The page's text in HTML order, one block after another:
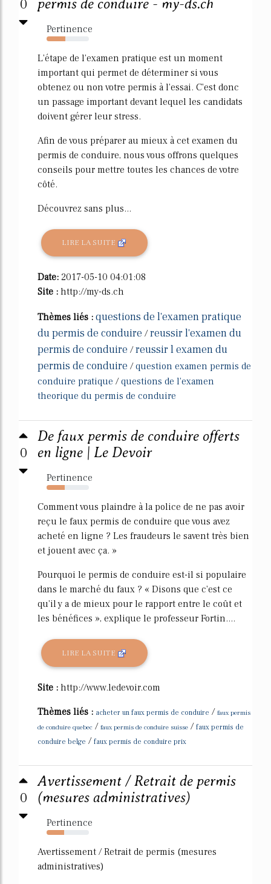
0 permis de conduire - my-ds.ch
Pertinence
44%
L'étape de l'examen pratique est un moment
important qui permet de déterminer si vous
obtenez ou non votre permis à l'essai. C'est donc
un passage important devant lequel les candidats
doivent gérer leur stress.
Afin de vous préparer au mieux à cet examen du
permis de conduire, nous vous offrons quelques
conseils pour mettre toutes les chances de votre
côté.
Découvrez sans plus...
LIRE LA SUITE
Date: 2017-05-10 04:01:08
Site : http://my-ds.ch
Thèmes liés : questions de l'examen pratique
du permis de conduire /reussir l'examen du
permis de conduire /reussir l examen du
permis de conduire /question examen permis de
conduire pratique /questions de l'examen
theorique du permis de conduire
0
De faux permis de conduire offerts
en ligne | Le Devoir
Pertinence
43%
Comment vous plaindre à la police de ne pas avoir
reçu le faux permis de conduire que vous avez
acheté en ligne ? Les fraudeurs le savent très bien
et jouent avec ça. »
Pourquoi le permis de conduire est-il si populaire
dans le marché du faux ? « Disons que c'est ce
qu'il y a de mieux pour le rapport entre le coût et
les bénéfices », explique le professeur Fortin....
LIRE LA SUITE
Site : http://www.ledevoir.com
Thèmes liés : acheter un faux permis de conduire / faux permis
de conduire quebec / faux permis de conduire suisse / faux permis de
conduire belge / faux permis de conduire prix
0
Avertissement / Retrait de permis
(mesures administratives)
Pertinence
42%
Avertissement / Retrait de permis (mesures
administratives)